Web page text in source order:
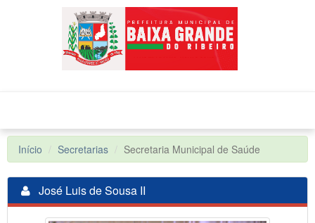
Início
Secretarias Secretaria Municipal de Saúde
José Luis de Sousa II